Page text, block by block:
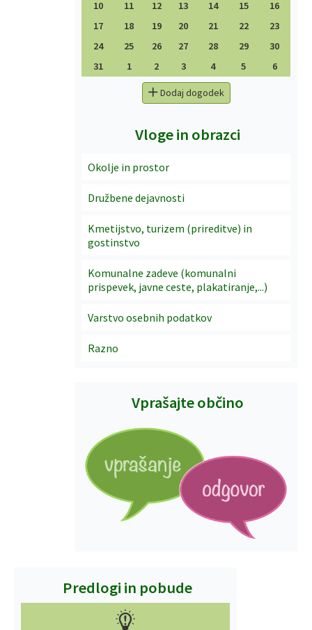
10 11 12 13 14 15
16
17
18 19 20 21 22
23
24
25 26 27 28 29
30
31
1 2 3 4 5 6
Dodaj dogodek
Vloge in obrazci
Okolje in prostor
Družbene dejavnosti
Kmetijstvo, turizem (prireditve) in
gostinstvo
Komunalne zadeve (komunalni
prispevek, javne ceste, plakatiranje,...)
Varstvo osebnih podatkov
Razno
Vprašajte občino
Predlogi in pobude